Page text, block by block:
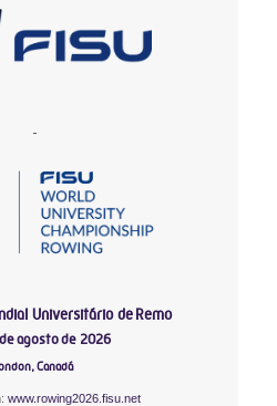
-
Universitário de Remo
agosto de 2026
Canadá
www.rowing2026.fisu.net